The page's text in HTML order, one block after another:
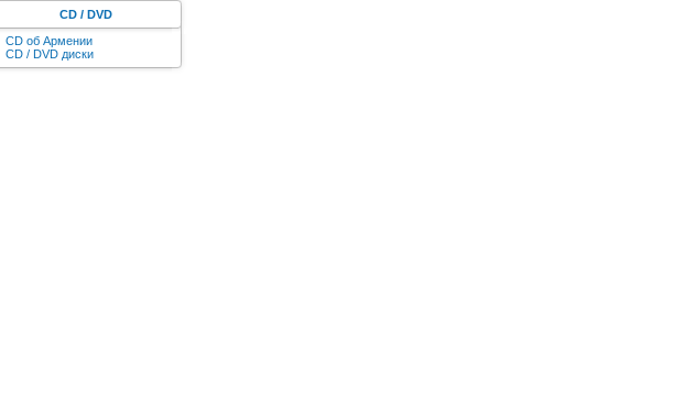
CD / DVD
CD об Армении
CD / DVD диски